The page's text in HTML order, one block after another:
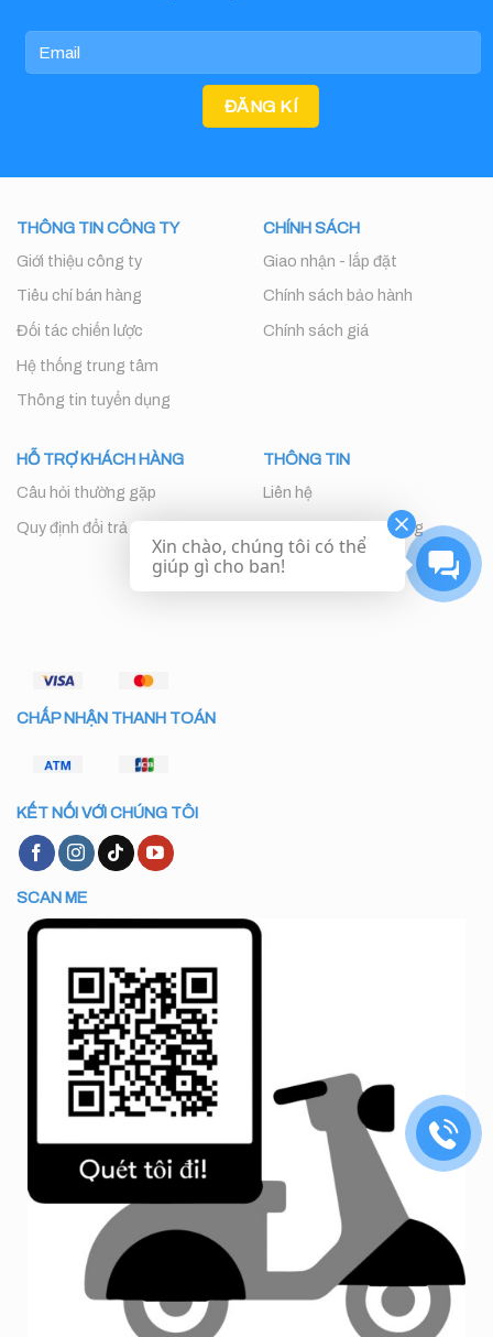
THÔNG TIN CÔNG TY
Giới thiệu công ty
Tiêu chí bán hàng
Đối tác chiến lược
Hệ thống trung tâm
Thông tin tuyển dụng
CHÍNH SÁCH
Giao nhận - lắp đặt
Chính sách bảo hành
Chính sách giá
HỖ TRỢ KHÁCH HÀNG
Câu hỏi thường gặp
Quy định đổi trả
THÔNG TIN
Liên hệ
Chăm sóc khách hàng
CHẤP NHẬN THANH TOÁN
KẾT NỐI VỚI CHÚNG TÔI
SCAN ME
Xin chào, chúng tôi có thể
giúp gì cho ban!